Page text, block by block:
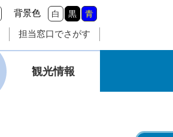
背景色 白 黒 青
担当窓口でさがす
観光情報